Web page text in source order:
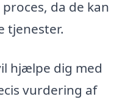
da de kan
tjenester.
hjælpe dig med
vurdering af